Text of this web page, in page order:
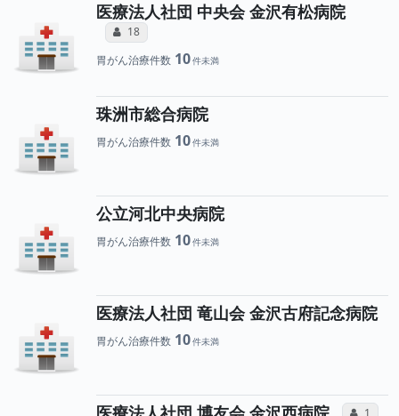
医療法人社団 中央会 金沢有松病院
コミュニケーション・タイプ（合算）
18 所属医師へのコミュニケーション・タ
胃がん治療件数 10
珠洲市総合病院
胃がん治療件数 10
公立河北中央病院
胃がん治療件数 10
医療法人社団 竜山会 金沢古府記念病院
胃がん治療件数 10
コミュ
1 所